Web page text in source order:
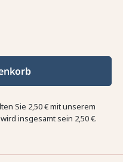
Sie 2,50 €mit unserem
insgesamt sein 2,50 €.